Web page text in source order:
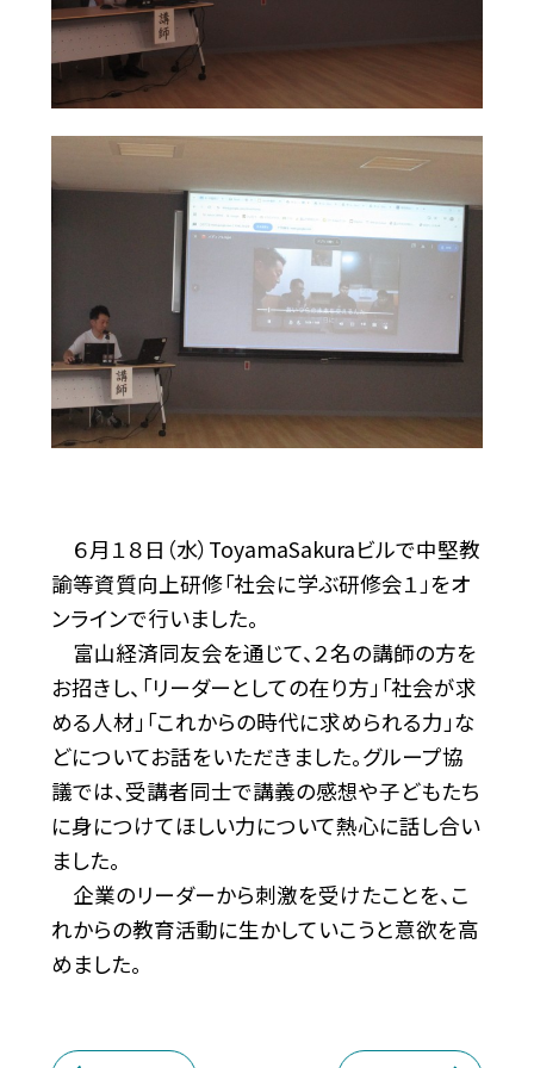
６月１８日（水）ToyamaSakuraビルで中堅教
諭等資質向上研修「社会に学ぶ研修会１」をオ
ンラインで行いました。
富山経済同友会を通じて、２名の講師の方を
お招きし、「リーダーとしての在り方」「社会が求
める人材」「これからの時代に求められる力」な
どについてお話をいただきました。グループ協
議では、受講者同士で講義の感想や子どもたち
に身につけてほしい力について熱心に話し合い
ました。
企業のリーダーから刺激を受けたことを、こ
れからの教育活動に生かしていこうと意欲を高
めました。